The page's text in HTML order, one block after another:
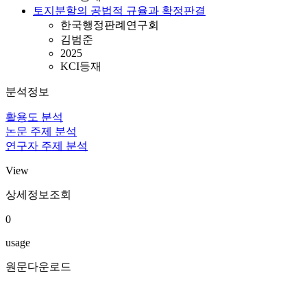
토지분할의 공법적 규율과 확정판결
한국행정판례연구회
김범준
2025
KCI등재
분석정보
활용도 분석
논문 주제 분석
연구자 주제 분석
View
상세정보조회
0
usage
원문다운로드